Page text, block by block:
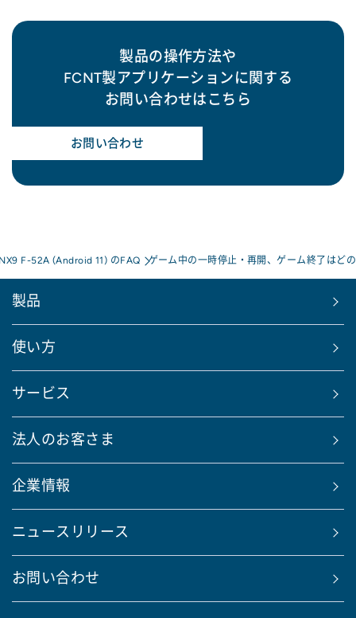
製品の操作方法や
FCNT製アプリケーションに関する
お問い合わせはこちら
お問い合わせ
F-52A (Android 11) のFAQ ゲーム中の一時停止・再開、ゲーム終了はど
製品
使い方
サービス
法人のお客さま
企業情報
ニュースリリース
お問い合わせ